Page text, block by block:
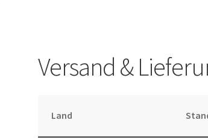
Versand &
Land